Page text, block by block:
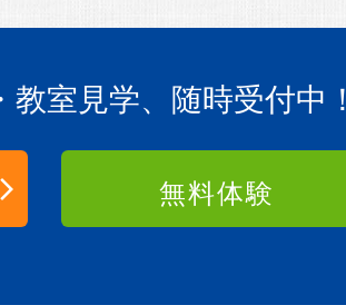
室見学、随時受付中！
無料体験